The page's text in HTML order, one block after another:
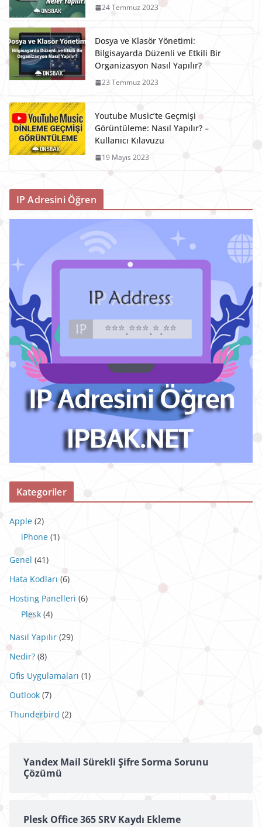
24 Temmuz 2023
Dosya ve Klasör Yönetimi:
Bilgisayarda Düzenli ve Etkili Bir
Organizasyon Nasıl Yapılır?
23 Temmuz 2023
Youtube Music’te Geçmişi
Görüntüleme: Nasıl Yapılır? –
Kullanıcı Kılavuzu
19 Mayıs 2023
IP Adresini Öğren
Kategoriler
Apple (2)
iPhone (1)
Genel (41)
Hata Kodları (6)
Hosting Panelleri (6)
Plesk (4)
Nasıl Yapılır (29)
Nedir? (8)
Ofis Uygulamaları (1)
Outlook (7)
Thunderbird (2)
Yandex Mail Sürekli Şifre Sorma Sorunu
Çözümü
Plesk Office 365 SRV Kaydı Ekleme